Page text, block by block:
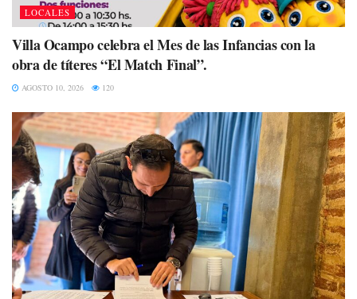
LOCALES
Villa Ocampo celebra el Mes de las Infancias con la
obra de títeres “El Match Final”.
AGOSTO 10, 2026 120